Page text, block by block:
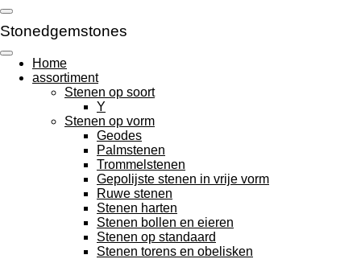
Ga
direct
de
hoofdinhoud
Stonedgemstones
Home
assortiment
Stenen op soort
Y
Stenen op vorm
Geodes
Palmstenen
Trommelstenen
Gepolijste stenen in vrije vorm
Ruwe stenen
Stenen harten
Stenen bollen en eieren
Stenen op standaard
Stenen torens en obelisken